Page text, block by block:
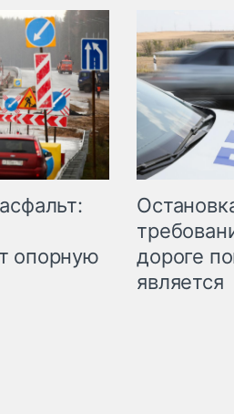
опорную
дороге
является